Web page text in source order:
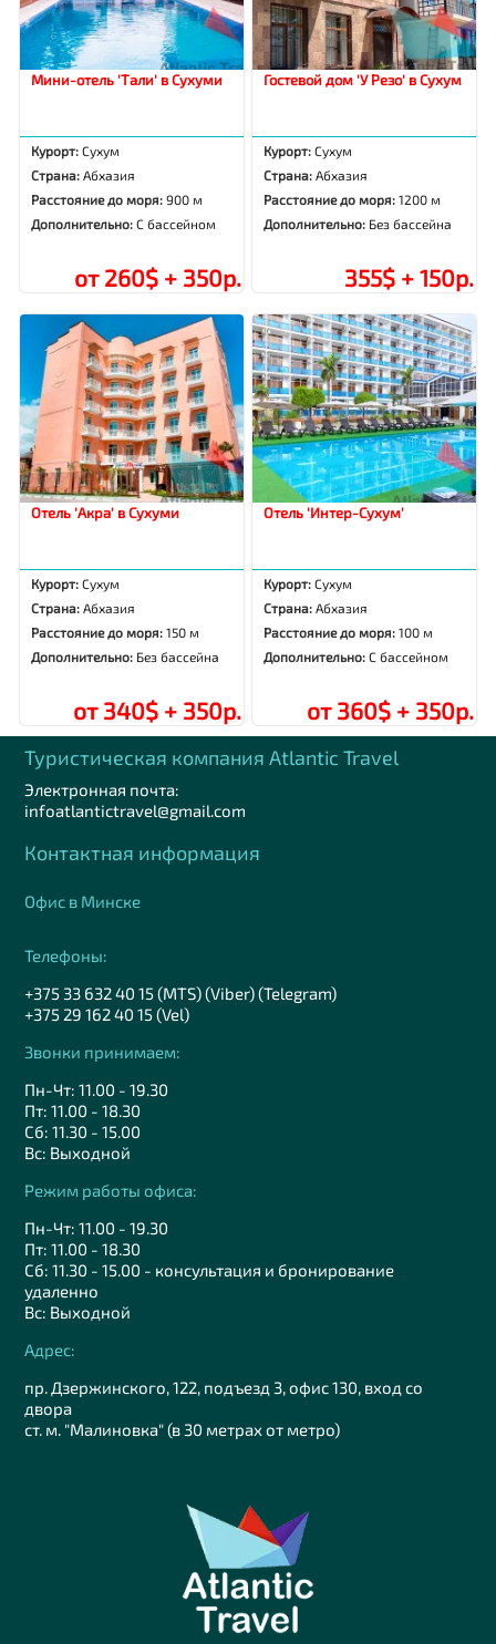
Мини-отель 'Тали' в Сухуми
Курорт:Сухум
Страна:Абхазия
Расстояние до моря:900 м
Дополнительно:С бассейном
от 260$ + 350р.
Гостевой дом 'У Резо' в Сухум
Курорт:Сухум
Страна:Абхазия
Расстояние до моря:1200 м
Дополнительно: Без бассейна
355$ + 150р.
Отель 'Акра' в Сухуми
Курорт:Сухум
Страна:Абхазия
Расстояние до моря:150 м
Дополнительно: Без бассейна
от 340$ + 350р.
Отель 'Интер-Сухум'
Курорт:Сухум
Страна:Абхазия
Расстояние до моря:100 м
Дополнительно:С бассейном
от 360$ + 350р.
Туристическая компания Аtlantic Travel
Электронная почта:
infoatlantictravel@gmail.com
Контактная информация
Офис в Минске
Телефоны:
+375 33 632 40 15 (MTS) (Viber) (Telegram)
+375 29 162 40 15 (Vel)
Звонки принимаем:
Пн-Чт: 11.00 - 19.30
Пт: 11.00 - 18.30
Сб: 11.30 - 15.00
Вс: Выходной
Режим работы офиса:
Пн-Чт: 11.00 - 19.30
Пт: 11.00 - 18.30
Сб: 11.30 - 15.00 - консультация и бронирование
удаленно
Вс: Выходной
Адрес:
пр. Дзержинского, 122, подъезд 3, офис 130, вход со
двора
ст. м. "Малиновка" (в 30 метрах от метро)